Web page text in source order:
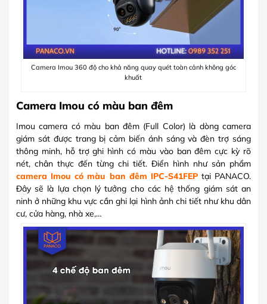
Camera Imou 360 độ cho khả năng quay quét toàn cảnh không góc
khuất
Camera Imou có màu ban đêm
Imou camera có màu ban đêm (Full Color) là dòng camera
giám sát được trang bị cảm biến ánh sáng và đèn trợ sáng
thông minh, hỗ trợ ghi hình có màu vào ban đêm cực kỳ rõ
nét, chân thực đến từng chi tiết. Điển hình như sản phẩm
camera Imou có màu ban đêm IPC-S41FEPtại PANACO.
Đây sẽ là lựa chọn lý tưởng cho các hệ thống giám sát an
ninh ở những khu vực cần ghi lại hình ảnh chi tiết như khu dân
cư, cửa hàng, nhà xe,…